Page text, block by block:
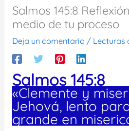
Salmos 145:8
medio de tu proceso
Deja un comentario / Lecturas
Salmos 145:8
«Clemente y
Jehová, lento
grande en